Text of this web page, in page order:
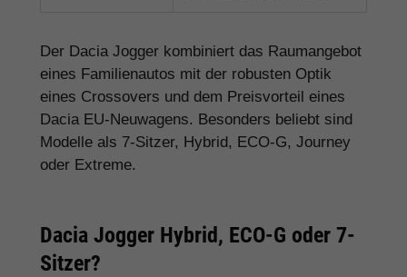
Der Dacia Jogger kombiniert das Raumangebot
eines Familienautos mit der robusten Optik
eines Crossovers und dem Preisvorteil eines
Dacia EU-Neuwagens. Besonders beliebt sind
Modelle als 7-Sitzer, Hybrid, ECO-G, Journey
oder Extreme.
Dacia Jogger Hybrid, ECO-G oder 7-
Sitzer?